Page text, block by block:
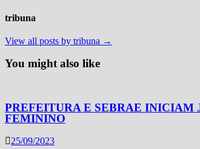
tribuna
View all posts by tribuna →
You might also like
PREFEITURA E SEBRAE INICIAM
FEMININO
25/09/2023